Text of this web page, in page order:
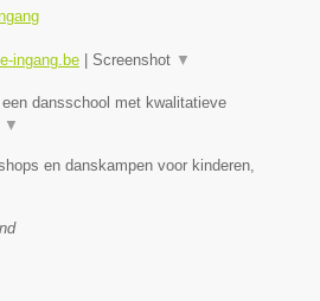
ingang.be Screenshot ▼
dansschool met kwalitatieve
▼
en danskampen voor kinderen,